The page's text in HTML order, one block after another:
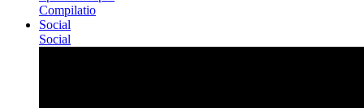
Compilatio
Social
Social